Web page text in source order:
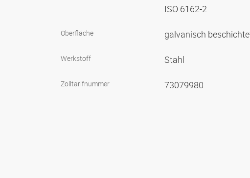
ISO 6162-2
Oberfläche galvanisch
Werkstoff Stahl
Zolltarifnummer 73079980